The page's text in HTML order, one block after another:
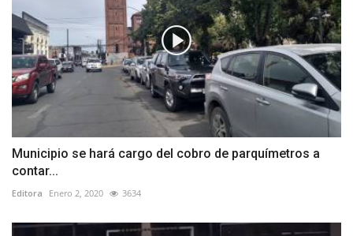
Municipio se hará cargo del cobro de parquímetros a
contar...
Editora Enero 2, 2020 3634